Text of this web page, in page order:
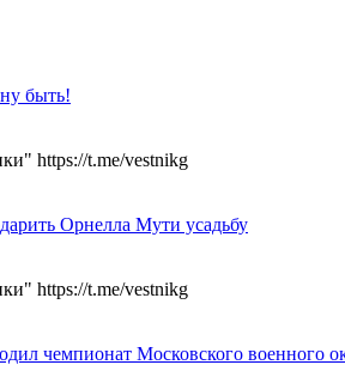
быть!
https://t.me/vestnikg
Орнелла Мути усадьбу
https://t.me/vestnikg
чемпионат Московского военного